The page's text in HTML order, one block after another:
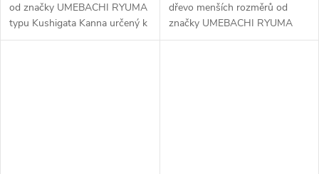
od značky UMEBACHI RYUMA
typu Kushigata Kanna určený k
srovnávání vnitřní strany drážek
dřevo menších rozměrů od
značky UMEBACHI RYUMA
typu Sori Kanna (反り鉋) se